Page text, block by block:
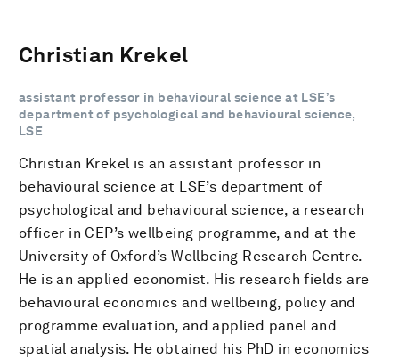
Christian Krekel
assistant professor in behavioural science at LSE’s
department of psychological and behavioural science,
LSE
Christian Krekel is an assistant professor in
behavioural science at LSE’s department of
psychological and behavioural science, a research
officer in CEP’s wellbeing programme, and at the
University of Oxford’s Wellbeing Research Centre.
He is an applied economist. His research fields are
behavioural economics and wellbeing, policy and
programme evaluation, and applied panel and
spatial analysis. He obtained his PhD in economics